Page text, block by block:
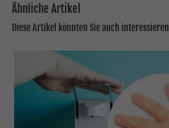
Ähnliche Artikel
Diese Artikel könnten Sie auch interessieren